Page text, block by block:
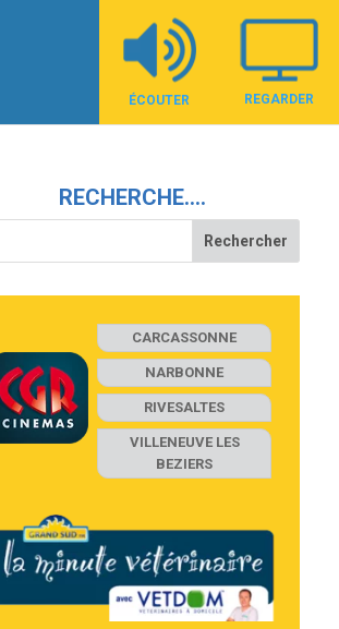
ÉCOUTER REGARDER
RECHERCHE….
CARCASSONNE
NARBONNE
RIVESALTES
VILLENEUVE LES
BEZIERS